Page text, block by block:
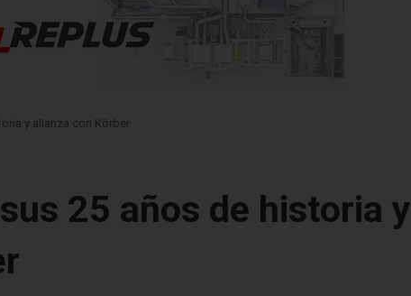
y alianza con Körber
25 años de historia y